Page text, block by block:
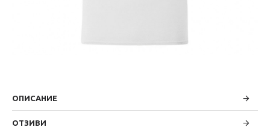
ОПИСАНИЕ
ОТЗИВИ